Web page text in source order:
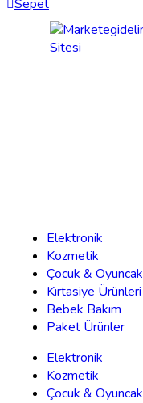
Sepet
Elektronik
Kozmetik
Çocuk & Oyuncak
Kırtasiye Ürünleri
Bebek Bakım
Paket Ürünler
Elektronik
Kozmetik
Çocuk & Oyuncak